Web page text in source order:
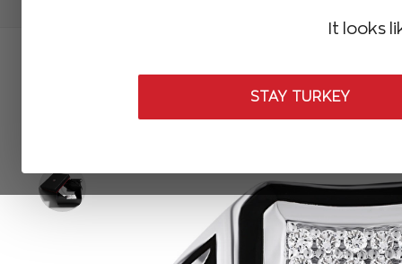
It looks
STAY TURKEY